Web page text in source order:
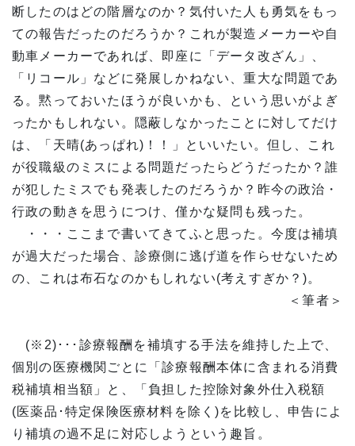
断したのはどの階層なのか？気付いた人も勇気をもっ
ての報告だったのだろうか？これが製造メーカーや自
動車メーカーであれば、即座に「データ改ざん」、
「リコール」などに発展しかねない、重大な問題であ
る。黙っておいたほうが良いかも、という思いがよぎ
ったかもしれない。隠蔽しなかったことに対してだけ
は、「天晴(あっぱれ)！！」といいたい。但し、これ
が役職級のミスによる問題だったらどうだったか？誰
が犯したミスでも発表したのだろうか？昨今の政治・
行政の動きを思うにつけ、僅かな疑問も残った。
・・・ここまで書いてきてふと思った。今度は補填
が過大だった場合、診療側に逃げ道を作らせないため
の、これは布石なのかもしれない(考えすぎか？)。
＜筆者＞
(※2)･･･診療報酬を補填する手法を維持した上で、
個別の医療機関ごとに「診療報酬本体に含まれる消費
税補填相当額」と、「負担した控除対象外仕入税額
(医薬品･特定保険医療材料を除く)を比較し、申告によ
り補填の過不足に対応しようという趣旨。